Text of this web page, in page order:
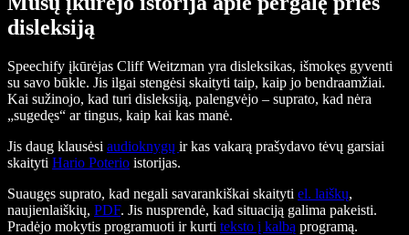
disleksiją
Speechify įkūrėjas Cliff Weitzman yra disleksikas, išmokęs gyventi
su savo būkle. Jis ilgai stengėsi skaityti taip, kaip jo bendraamžiai.
Kai sužinojo, kad turi disleksiją, palengvėjo – suprato, kad nėra
„sugedęs“ ar tingus, kaip kai kas manė.
Jis daug klausėsi audioknygų ir kas vakarą prašydavo tėvų garsiai
skaityti Hario Poterio istorijas.
Suaugęs suprato, kad negali savarankiškai skaityti el. laiškų,
naujienlaiškių, PDF. Jis nusprendė, kad situaciją galima pakeisti.
Pradėjo mokytis programuoti ir kurti teksto į kalbą programą.